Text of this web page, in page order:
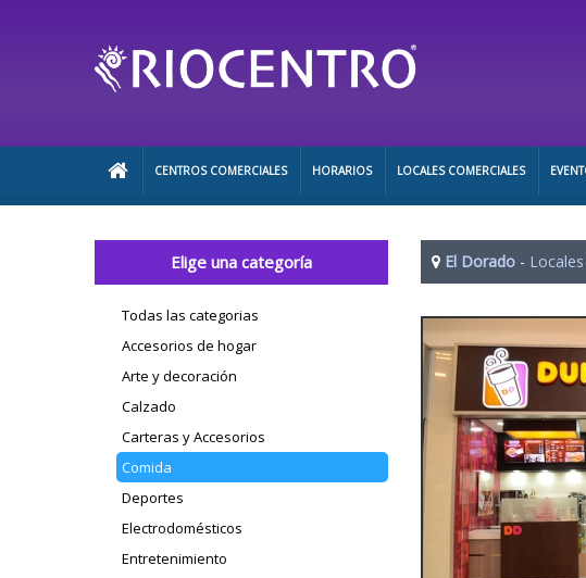
CENTROS COMERCIALES HORARIOS LOCALES COMERCIALES
Elige una categoría
Todas las categorias
Accesorios de hogar
Arte y decoración
Calzado
Carteras y Accesorios
Comida
Deportes
Electrodomésticos
Entretenimiento
El Dorado -